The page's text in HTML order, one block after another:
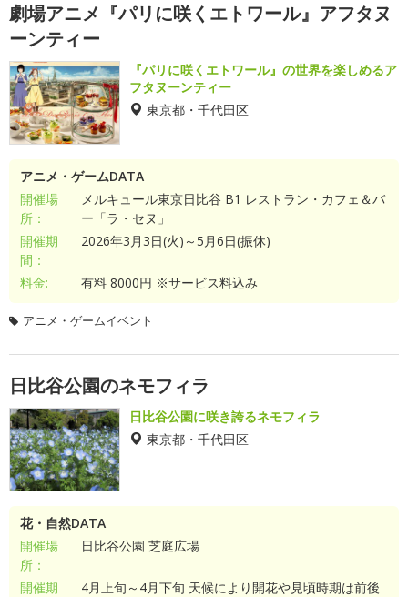
劇場アニメ『パリに咲くエトワール』アフタヌ
ーンティー
『パリに咲くエトワール』の世界を楽しめるア
フタヌーンティー
東京都・千代田区
アニメ・ゲームDATA
開催場
所：
メルキュール東京日比谷 B1 レストラン・カフェ＆バ
ー「ラ・セヌ」
開催期
間：
2026年3月3日(火)～5月6日(振休)
料金: 有料 8000円 ※サービス料込み
アニメ・ゲームイベント
日比谷公園のネモフィラ
日比谷公園に咲き誇るネモフィラ
東京都・千代田区
花・自然DATA
開催場
所：
日比谷公園 芝庭広場
開催期
4月上旬～4月下旬 天候により開花や見頃時期は前後